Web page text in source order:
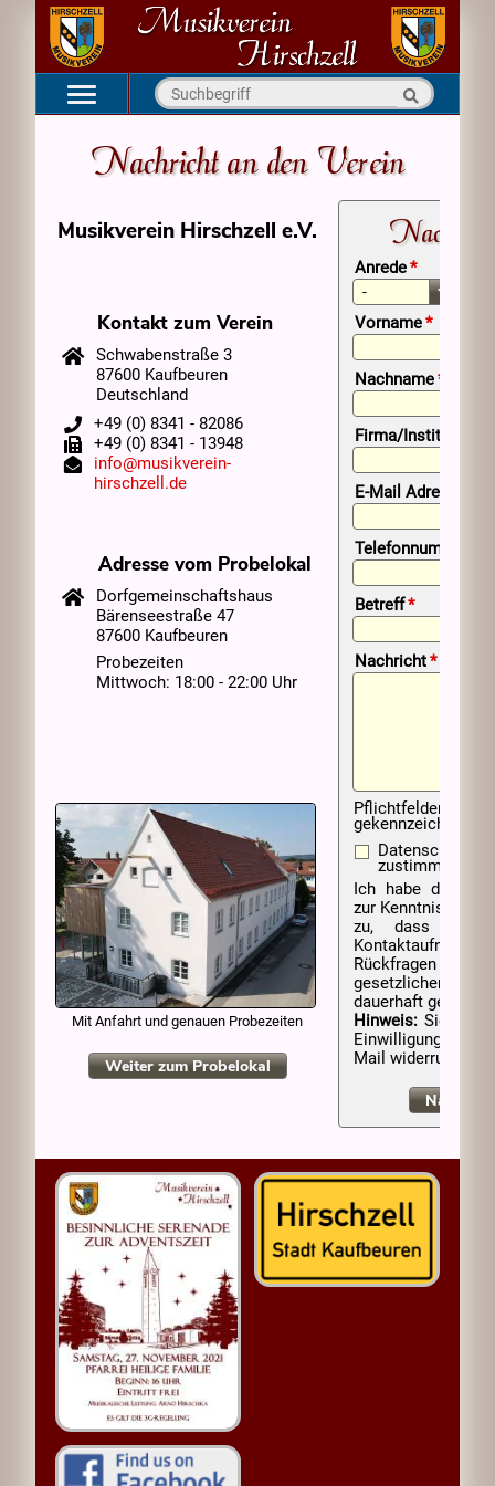
überspringen
Aktuell
Kontakt
Nachricht an den Verein
Musikverein Hirschzell e.V.
Kontakt zum Verein
Schwabenstraße 3
87600 Kaufbeuren
Deutschland
+49 (0) 8341 - 82086
+49 (0) 8341 - 13948
info@musikverein-
hirschzell.de
Adresse vom Probelokal
Dorfgemeinschaftshaus
Bärenseestraße 47
87600 Kaufbeuren
Probezeiten
Mittwoch: 18:00 - 22:00 Uhr
Mit Anfahrt und genauen Probezeiten
Weiter zum Probelokal
Pflichtfeld
Anrede*
Pflichtfeld
Vorname*
Pflichtfeld
Nachname*
Firma/Institution
Pflichtfeld
E-Mail Adresse
Telefonnummer
Pflichtfeld
Betreff*
Pflichtfeld
Nachricht*
Pflichtfelder sind
gekennzeichnet
zustimmen:
Ich habe die
zur Kenntnis
zu, dass
Rückfragen bis
gesetzlichen
dauerhaft
Hinweis: Sie
Einwilligung
Mail widerrufen.